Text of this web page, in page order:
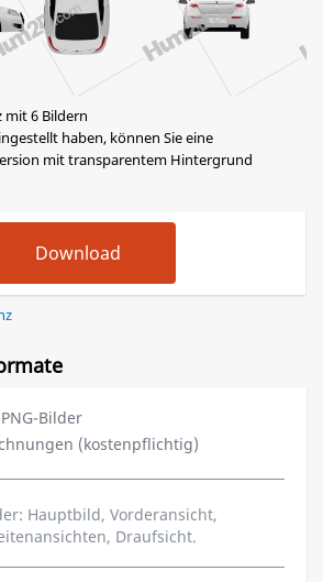
mit 6 Bildern
haben, können Sie eine
mit transparentem Hintergrund
Bilder
(kostenpflichtig)
Hauptbild, Vorderansicht,
Draufsicht.